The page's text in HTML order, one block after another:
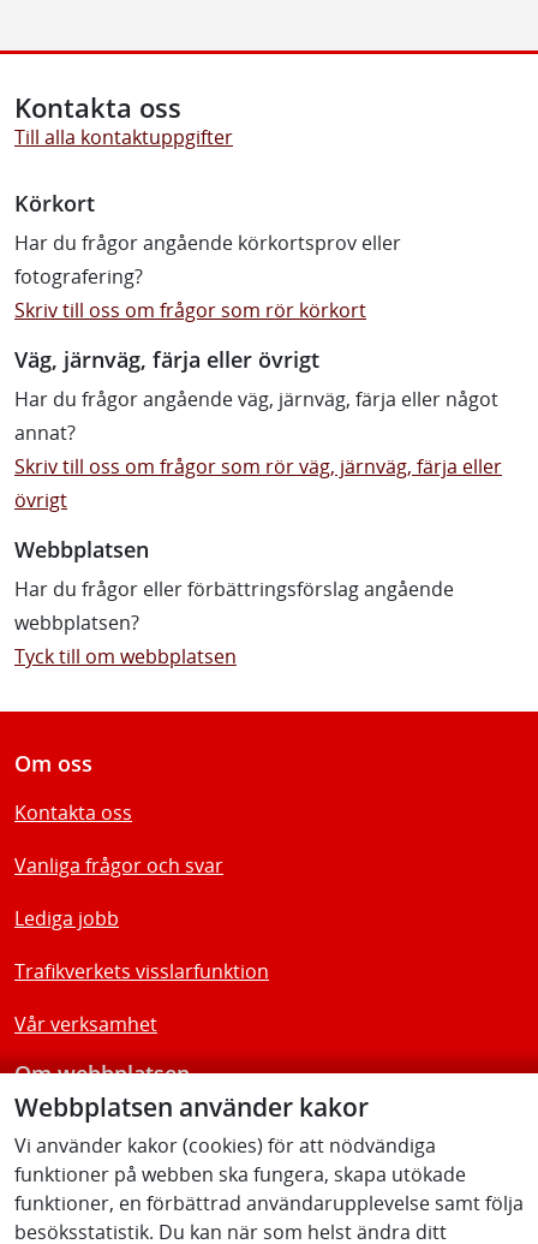
Webbplatsen använder kakor
Vi använder kakor (cookies) för att nödvändiga
funktioner på webben ska fungera, skapa utökade
funktioner, en förbättrad användarupplevelse samt följa
besöksstatistik. Du kan när som helst ändra ditt
Kontakta oss
Till alla kontaktuppgifter
Körkort
Har du frågor angående körkortsprov eller
fotografering?
Skriv till oss om frågor som rör körkort
Väg, järnväg, färja eller övrigt
Har du frågor angående väg, järnväg, färja eller något
annat?
Skriv till oss om frågor som rör väg, järnväg, färja eller
övrigt
Webbplatsen
Har du frågor eller förbättringsförslag angående
webbplatsen?
Tyck till om webbplatsen
Om oss
Kontakta oss
Vanliga frågor och svar
Lediga jobb
Trafikverkets visslarfunktion
Vår verksamhet
Om webbplatsen
Tillgänglighetsredogörelse
Följ oss